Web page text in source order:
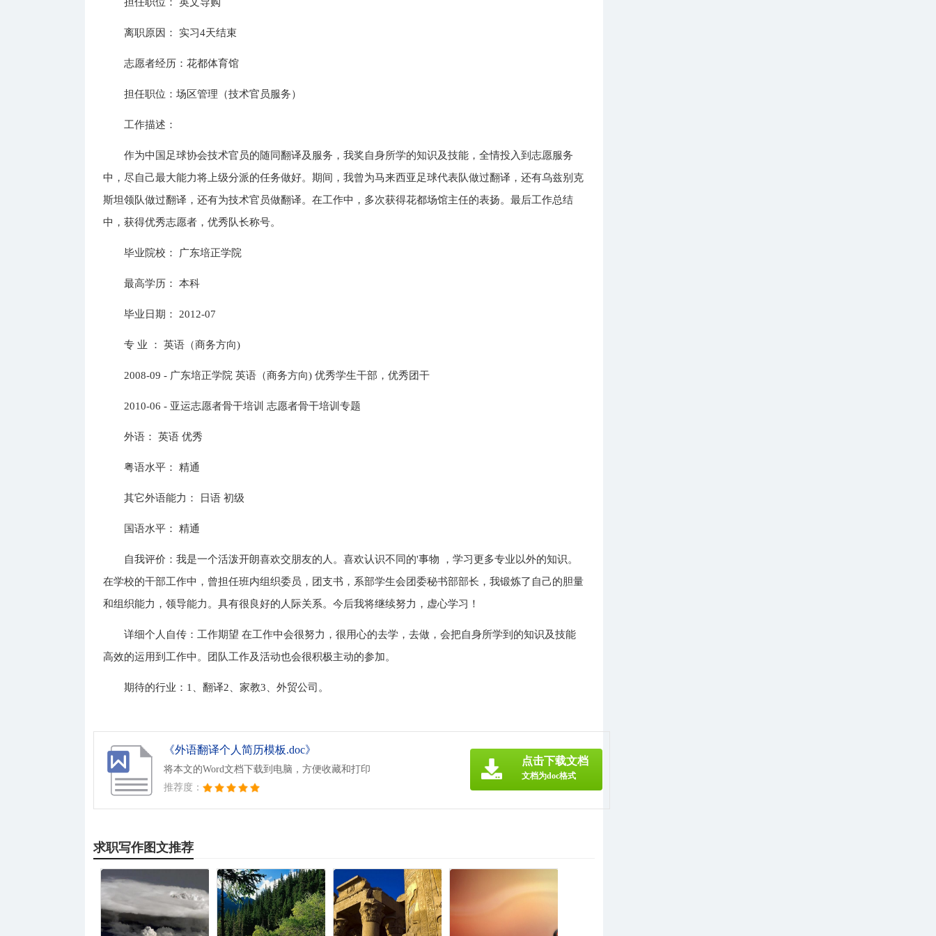
担任职位： 英文导购
离职原因： 实习4天结束
志愿者经历：花都体育馆
担任职位：场区管理（技术官员服务）
工作描述：
作为中国足球协会技术官员的随同翻译及服务，我奖自身所学的知识及技能，全情投入到志愿服务
中，尽自己最大能力将上级分派的任务做好。期间，我曾为马来西亚足球代表队做过翻译，还有乌兹别克
斯坦领队做过翻译，还有为技术官员做翻译。在工作中，多次获得花都场馆主任的表扬。最后工作总结
中，获得优秀志愿者，优秀队长称号。
毕业院校： 广东培正学院
最高学历： 本科
毕业日期： 2012-07
专 业 ： 英语（商务方向)
2008-09 - 广东培正学院 英语（商务方向) 优秀学生干部，优秀团干
2010-06 - 亚运志愿者骨干培训 志愿者骨干培训专题
外语： 英语 优秀
粤语水平： 精通
其它外语能力： 日语 初级
国语水平： 精通
自我评价：我是一个活泼开朗喜欢交朋友的人。喜欢认识不同的'事物 ，学习更多专业以外的知识。
在学校的干部工作中，曾担任班内组织委员，团支书，系部学生会团委秘书部部长，我锻炼了自己的胆量
和组织能力，领导能力。具有很良好的人际关系。今后我将继续努力，虚心学习！
详细个人自传：工作期望 在工作中会很努力，很用心的去学，去做，会把自身所学到的知识及技能
高效的运用到工作中。团队工作及活动也会很积极主动的参加。
期待的行业：1、翻译2、家教3、外贸公司。
《外语翻译个人简历模板.doc》
将本文的Word文档下载到电脑，方便收藏和打印
推荐度：
点击下载文档
文档为doc格式
求职写作图文推荐